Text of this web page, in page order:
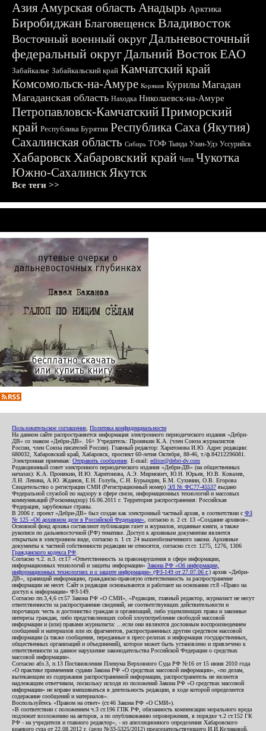
АзияАмурская область Анадырь Арктика
БиробиджанБлаговещенскВладивосток
Восточный военный округДальневосточный
федеральный округДальний ВостокЕАО
Забайкалье Забайкальский край Камчатский край
Комсомольск-на-Амуре Корякия Курилы Магадан
Магаданская область Находка Николаевск-на-Амуре
Петропавловск-КамчатскийПриморский
край Республика Бурятия Республика Саха (Якутия)
Сахалинская область Сибирь ТОФ Тында Улан-Удэ Уссурийск
ХабаровскХабаровский край Чита Чукотка
Южно-СахалинскЯкутск
Все теги >>
Пользовательское соглашение Политика конфиденциальности
На данном сайте распространяется информация электронного периодического издания «Дебри-
ДВ» со знаком «Дебри-ДВ». 16+ Учредитель: Пронякин К.А. (член Союза журналистов
России, член Союза писателей России). Главный редактор: Харитонова И.Ю. Адрес редакции:
680032, Хабаровский край, Хабаровск, проспект 60-летия Октября, 88-46, т./ф.84212296081.
Электронная приемная: Отправить сообщение . E-mail: editor@debri-dv.com
Редакционный совет электронного периодического издания «Дебри-ДВ» (на общественных
началах): К.А. Пронякин, И.Ю. Харитонова, А.Э. Мирмович, Ю.Н. Юрьев, Ю.В. Ковалев,
Л.Н. Левина, А.Ю. Жданов, Е.Н. Голубь, С.Н. Бурындин, Б.М. Сухинин, О.В. Егорова
Свидетельство о регистрации СМИ (Регистрационный номер) ЭЛ № ФС77-45537 выдано
Федеральной службой по надзору в сфере связи, информационных технологий и массовых
коммуникаций (Роскомнадзор) 16.06.2011 г. Территория распространения: Российская
Федерация, зарубежные страны.
В 2006 г. проект «Дебри-ДВ» был создан как электронный частный архив, в соответствии с ФЗ
№ 125 «Об архивном деле в Российской Федерации» , согласно п. 2 ст. 13 «Создание архивов».
Основной фонд архива составляют публикации газет и журналов, изданные книги, а также
рукописи по дальневосточной (РФ) тематике. Доступ к архивным документам является
открытым в электронном виде, согласно п. 1 ст. 24 вышеобозначенного закона. Архивные
документы к частной собственности редакции не относятся, согласно ст.ст. 1275, 1276, 1306
Гражданского кодекса РФ
Согласно ч.2. п.3. ст.17 «Ответственность за правонарушения в сфере информации,
информационных технологий и защиты информации» Закона РФ «Об информации,
информационных технологиях и о защите информации» (ФЗ-149 от 27.07.06 г.) архив «Дебри-
ДВ», хранящий информацию, гражданско-правовую ответственность за распространение
информации не несет. Сайт и редакция основываются и работают на основании ст.8 «Право на
доступ к информации» ФЗ-149.
Согласно пп.3,4,6 ст.57 Закона РФ «О СМИ», «Редакция, главный редактор, журналист не несут
ответственности за распространение сведений, не соответствующих действительности и
порочащих честь и достоинство граждан и организаций, либо ущемляющих права и законные
интересы граждан, либо представляющих собой злоупотребление свободой массовой
информации и (или) правами журналиста: ...если они являются дословным воспроизведением
сообщений и материалов или их фрагментов, распространенных другим средством массовой
информации (а также сообщения, переданные в пресс-релизах и информация государственных,
общественных организаций и объединений), которое может быть установлено и привлечено к
ответственности за данное нарушение законодательства Российской Федерации о средствах
массовой информации».
Согласно абз.3, п.13 Постановления Пленума Верховного Суда РФ №16 от 15 июня 2010 года
«О практике применения судами Закона РФ «О средствах массовой информации», «по делам,
вытекающим из содержания распространенной информации, распространитель не является
надлежащим ответчиком, поскольку исходя из положений Закона РФ «О средствах массовой
информации» не вправе вмешиваться в деятельность редакции, в ходе которой определяется
содержание сообщений и материалов».
Воспользуйтесь «Правом на ответ» (ст.46 Закона РФ «О СМИ»).
«В соответствии с положением ч.3 ст.196 ГПК РФ, обязанность компенсации морального вреда
подлежит возложению на авторов, а по опубликованию опровержения, в порядке ч.2 ст.152 ГК
РФ - на учредителя и главного редактор», - из апелляционного определения Хабаровского
краевого суда от 22.08.2012 г. (дело №33-5325/2012) председательствующего И.И.Куликовой,